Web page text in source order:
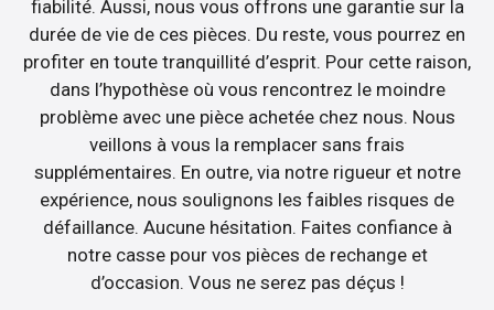
fiabilité. Aussi, nous vous offrons une garantie sur la
durée de vie de ces pièces. Du reste, vous pourrez en
profiter en toute tranquillité d’esprit. Pour cette raison,
dans l’hypothèse où vous rencontrez le moindre
problème avec une pièce achetée chez nous. Nous
veillons à vous la remplacer sans frais
supplémentaires. En outre, via notre rigueur et notre
expérience, nous soulignons les faibles risques de
défaillance. Aucune hésitation. Faites confiance à
notre casse pour vos pièces de rechange et
d’occasion. Vous ne serez pas déçus !